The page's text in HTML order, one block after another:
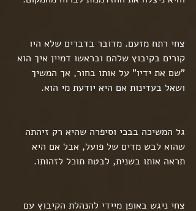
צחי רתח מזעם. מדובר בדברים שלא היו
קורים בקיבוץ שלהם ובראשו דמיין איך הוא
"שם את ידיו" על אותו בחור, אך המשיך
ושאל בעדינות אם היא יודעת מי הוא.
גל המשיכה בבכי וסיפרה שהיא רק זיהתה
שהוא לבש מדים של פועל, אבל אם היא
תראה אותו בשנית, לבטח תוכל לזהותו.
צחי ניגש באופן מיידי להנהלת הקיבוץ עם